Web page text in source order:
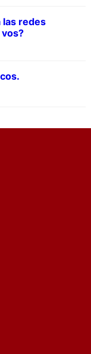
las redes